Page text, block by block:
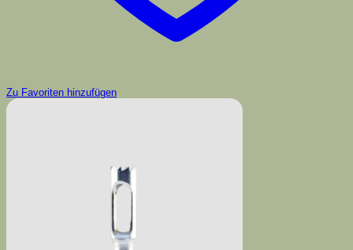
Zu Favoriten hinzufügen